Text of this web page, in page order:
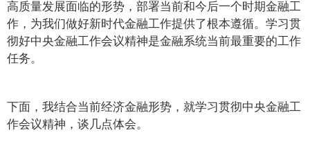
高质量发展面临的形势，部署当前和今后一个时期金融工
作，为我们做好新时代金融工作提供了根本遵循。学习贯
彻好中央金融工作会议精神是金融系统当前最重要的工作
任务。
下面，我结合当前经济金融形势，就学习贯彻中央金融工
作会议精神，谈几点体会。